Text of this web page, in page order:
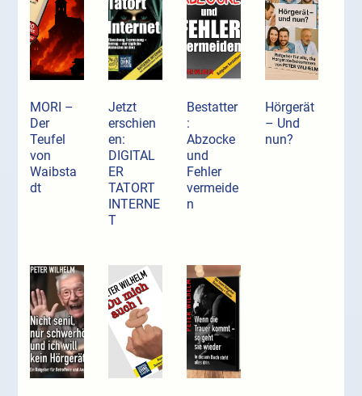
MORI –
Der
Teufel
von
Waibsta
dt
Jetzt
erschien
en:
DIGITAL
ER
TATORT
INTERNE
T
Bestatter
:
Abzocke
und
Fehler
vermeide
n
Hörgerät
– Und
nun?